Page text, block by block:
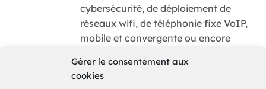
Gérer le consentement aux
cookies
cybersécurité, de déploiement de
réseaux wifi, de téléphonie fixe VoIP,
mobile et convergente ou encore
Fibre Pro est une marque déposée de
la société MUONA, opérateur télécom